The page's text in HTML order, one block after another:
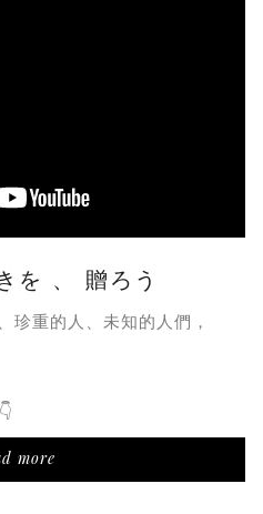
を 、 贈ろう
珍重的人、未知的人們，
more